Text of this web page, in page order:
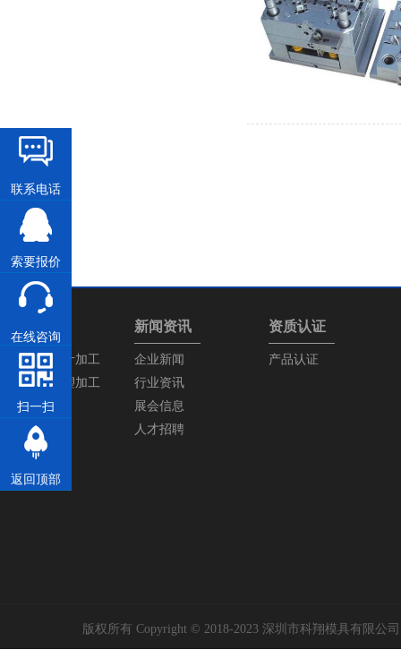
塑胶模具设计加工
塑胶产品注塑加工
新闻资讯
企业新闻
行业资讯
展会信息
人才招聘
资质认证
产品认证
版权所有 Copyright © 2018-2023 深圳市科翔模具有限公
联系电话
索要报价
在线咨询
扫一扫
返回顶部